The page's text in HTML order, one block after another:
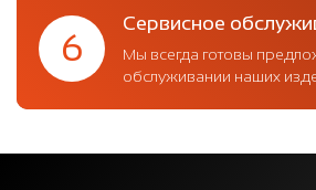
6
Сервисное
Мы всегда готовы
обслуживании наших